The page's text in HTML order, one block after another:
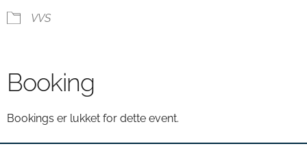
VVS
Booking
Bookings er lukket for dette event.